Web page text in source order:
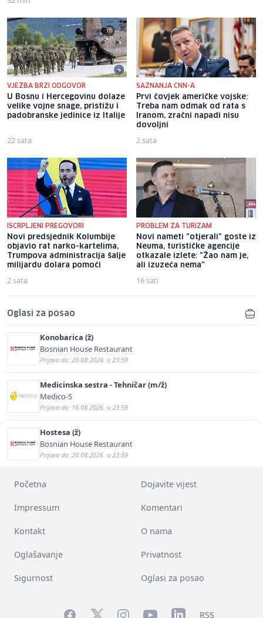
VJEŽBA BRZI ODGOVOR
U Bosnu i Hercegovinu dolaze
velike vojne snage, pristižu i
padobranske jedinice iz Italije
22 sata
SAZNANJA CNN-A
Prvi čovjek američke vojske:
Treba nam odmak od rata s
Iranom, zračni napadi nisu
dovoljni
2 sata
ISCRPLJENI PREGOVORI
Novi predsjednik Kolumbije
objavio rat narko-kartelima,
Trumpova administracija šalje
milijardu dolara pomoći
2 sata
PROBLEM ZA TURIZAM
Novi nameti "otjerali" goste iz
Neuma, turističke agencije
otkazale izlete: "Žao nam je,
ali izuzeća nema"
16 sati
Oglasi za posao
Konobarica (ž)
Bosnian House Restaurant
Prijava do: 20.08.2026. u 23:59
Medicinska sestra - Tehničar (m/ž)
Medico-S
Prijava do: 16.08.2026. u 23:59
Hostesa (ž)
Bosnian House Restaurant
Prijava do: 20.08.2026. u 23:59
Početna Dojavite vijest
Impressum Komentari
Kontakt O nama
Oglašavanje Privatnost
Sigurnost Oglasi za posao
FacebookTwitterInstagramYouTubeLinkedInRSS